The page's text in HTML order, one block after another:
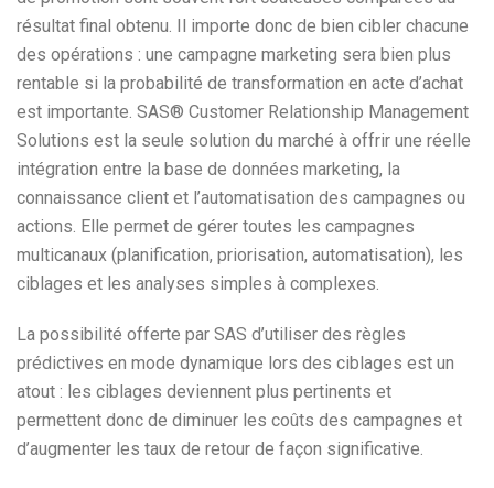
résultat final obtenu. Il importe donc de bien cibler chacune
des opérations : une campagne marketing sera bien plus
rentable si la probabilité de transformation en acte d’achat
est importante. SAS® Customer Relationship Management
Solutions est la seule solution du marché à offrir une réelle
intégration entre la base de données marketing, la
connaissance client et l’automatisation des campagnes ou
actions. Elle permet de gérer toutes les campagnes
multicanaux (planification, priorisation, automatisation), les
ciblages et les analyses simples à complexes.
La possibilité offerte par SAS d’utiliser des règles
prédictives en mode dynamique lors des ciblages est un
atout : les ciblages deviennent plus pertinents et
permettent donc de diminuer les coûts des campagnes et
d’augmenter les taux de retour de façon significative.